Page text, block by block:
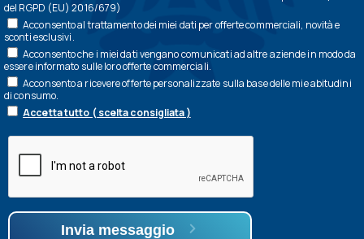
del RGPD (EU) 2016/679)
Acconsento al trattamento dei miei dati per offerte commerciali, novità e
sconti esclusivi.
Acconsento che i miei dati vengano comunicati ad altre aziende in modo da
essere informato sulle loro offerte commerciali.
Acconsento a ricevere offerte personalizzate sulla base delle mie abitudini
di consumo.
Accetta tutto ( scelta consigliata )
Invia messaggio